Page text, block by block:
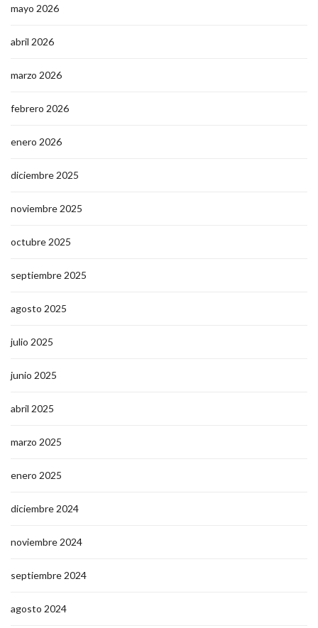
mayo 2026
abril 2026
marzo 2026
febrero 2026
enero 2026
diciembre 2025
noviembre 2025
octubre 2025
septiembre 2025
agosto 2025
julio 2025
junio 2025
abril 2025
marzo 2025
enero 2025
diciembre 2024
noviembre 2024
septiembre 2024
agosto 2024